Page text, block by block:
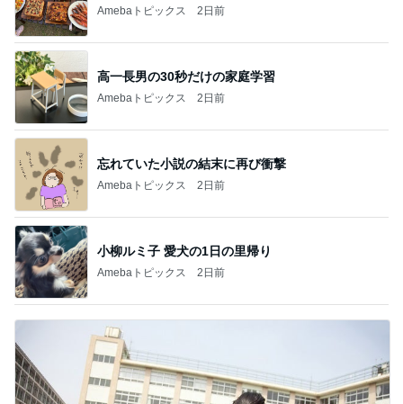
Amebaトピックス 2日前
高一長男の30秒だけの家庭学習
Amebaトピックス 2日前
忘れていた小説の結末に再び衝撃
Amebaトピックス 2日前
小柳ルミ子 愛犬の1日の里帰り
Amebaトピックス 2日前